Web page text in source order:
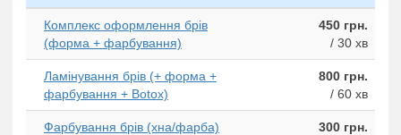
Комплекс оформлення брів
(форма + фарбування)
450 грн.
/ 30 хв
Ламінування брів (+ форма +
фарбування + Botox)
800 грн.
/ 60 хв
Фарбування брів (хна/фарба)
300 грн.